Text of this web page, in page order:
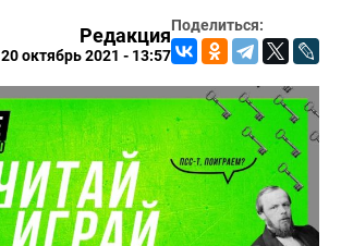
Поделиться:
Редакция
20 октябрь 2021 - 13:57